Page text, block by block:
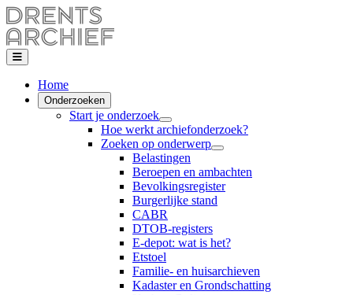
Home
Onderzoeken
Start je onderzoek
Hoe werkt archiefonderzoek?
Zoeken op onderwerp
Belastingen
Beroepen en ambachten
Bevolkingsregister
Burgerlijke stand
CABR
DTOB-registers
E-depot: wat is het?
Etstoel
Familie- en huisarchieven
Kadaster en Grondschatting